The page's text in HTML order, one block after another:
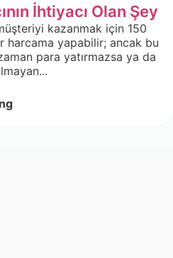
İhtiyacı Olan Şey
kazanmak için 150
harcama yapabilir; ancak bu
para yatırmazsa ya da